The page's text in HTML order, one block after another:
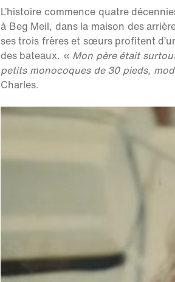
L’histoire commence quatre
à Beg Meil, dans la maison des
ses trois frères et sœurs profitent
des bateaux. « Mon père était
petits monocoques de 30 pieds,
Charles.